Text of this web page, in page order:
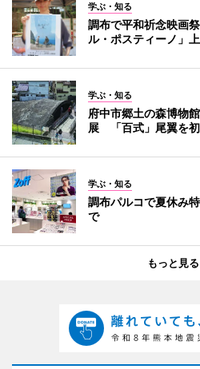
学ぶ・知る
調布で平和祈念映画
ル・ポスティーノ」
学ぶ・知る
府中市郷土の森博物
展 「百式」尾翼を
学ぶ・知る
調布パルコで夏休み
で
もっと見る